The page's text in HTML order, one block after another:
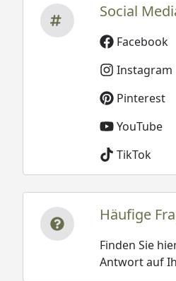
Social
Facebook
Instagram
Pinterest
YouTube
TikTok
Häufige
Finden Sie
Antwort auf